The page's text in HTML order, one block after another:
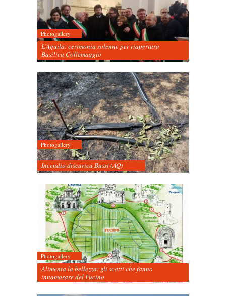
Photogallery
L’Aquila: cerimonia solenne per riapertura
Basilica Collemaggio
Photogallery
Incendio discarica Bussi (AQ)
Photogallery
Alimenta la bellezza: gli scatti che fanno
innamorare del Fucino